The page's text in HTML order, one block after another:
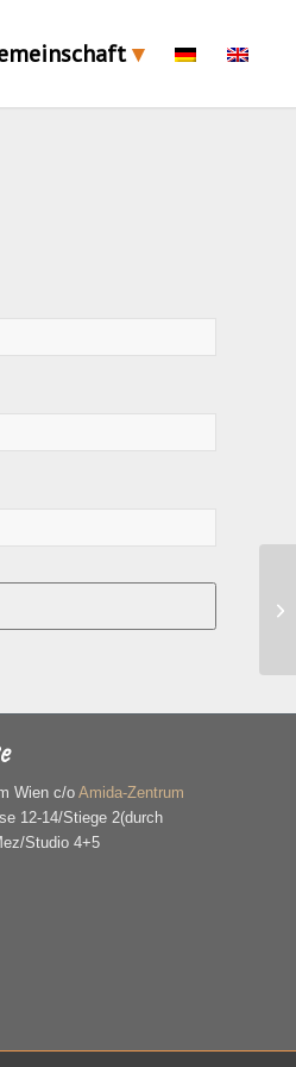
Wien c/oAmida-Zentrum
12-14/Stiege 2(durch
Studio 4+5